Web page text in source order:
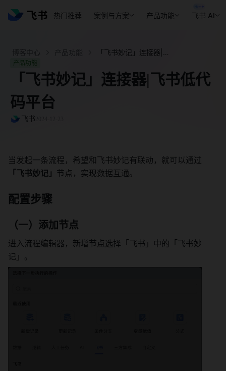
热门推荐 案例与方案 产品功能 飞书 AI
产品功能
「飞书妙记」连接器|飞书低代
码平台
飞书
当发起一条流程，希望和飞书妙记有联动，就可以通过
「飞书妙记」 节点，实现数据互通。
配置步骤
（一）添加节点
进入流程编辑器，新增节点选择「飞书」中的「飞书妙
记」。